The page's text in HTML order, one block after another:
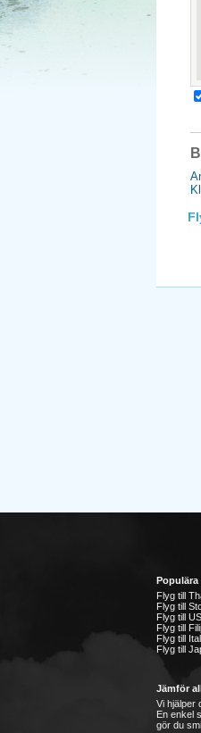
Populära
Flyg till
Flyg till
Flyg till
Flyg till
Flyg till
Flyg till
Jämför
Vi hjälper
En enkel
gör du